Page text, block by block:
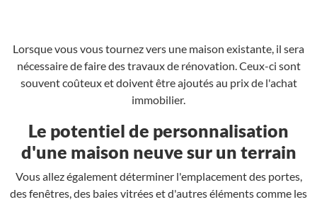
Lorsque vous vous tournez vers une maison existante, il sera
nécessaire de faire des travaux de rénovation. Ceux-ci sont
souvent coûteux et doivent être ajoutés au prix de l'achat
immobilier.
Le potentiel de personnalisation
d'une maison neuve sur un terrain
Vous allez également déterminer l'emplacement des portes,
des fenêtres, des baies vitrées et d'autres éléments comme les